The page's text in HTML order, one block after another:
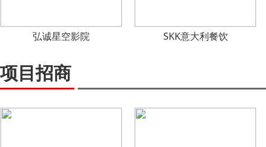
弘诚星空影院 SKK意大利餐饮
项目招商